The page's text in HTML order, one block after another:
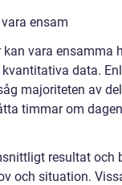
ensam
vara ensamma
data.
majoriteten av
timmar om
resultat och
och situation.